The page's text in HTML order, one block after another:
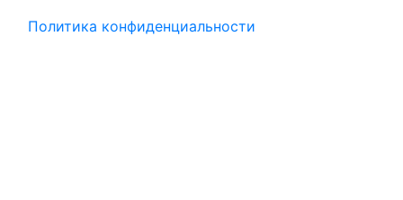
Политика конфиденциальности